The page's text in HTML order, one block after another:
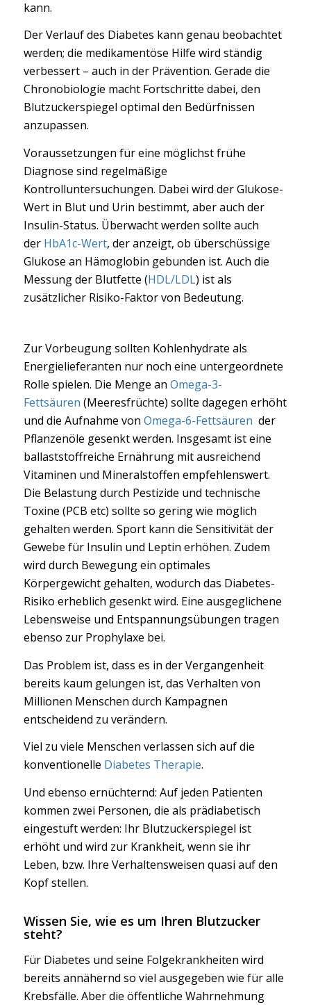
kann.
Der Verlauf des Diabetes kann genau beobachtet
werden; die medikamentöse Hilfe wird ständig
verbessert – auch in der Prävention. Gerade die
Chronobiologie macht Fortschritte dabei, den
Blutzuckerspiegel optimal den Bedürfnissen
anzupassen.
Voraussetzungen für eine möglichst frühe
Diagnose sind regelmäßige
Kontrolluntersuchungen. Dabei wird der Glukose-
Wert in Blut und Urin bestimmt, aber auch der
Insulin-Status. Überwacht werden sollte auch
der HbA1c-Wert, der anzeigt, ob überschüssige
Glukose an Hämoglobin gebunden ist. Auch die
Messung der Blutfette (HDL/LDL) ist als
zusätzlicher Risiko-Faktor von Bedeutung.
Zur Vorbeugung sollten Kohlenhydrate als
Energielieferanten nur noch eine untergeordnete
Rolle spielen. Die Menge an Omega-3-
Fettsäuren (Meeresfrüchte) sollte dagegen erhöht
und die Aufnahme von Omega-6-Fettsäuren der
Pflanzenöle gesenkt werden. Insgesamt ist eine
ballaststoffreiche Ernährung mit ausreichend
Vitaminen und Mineralstoffen empfehlenswert.
Die Belastung durch Pestizide und technische
Toxine (PCB etc) sollte so gering wie möglich
gehalten werden. Sport kann die Sensitivität der
Gewebe für Insulin und Leptin erhöhen. Zudem
wird durch Bewegung ein optimales
Körpergewicht gehalten, wodurch das Diabetes-
Risiko erheblich gesenkt wird. Eine ausgeglichene
Lebensweise und Entspannungsübungen tragen
ebenso zur Prophylaxe bei.
Das Problem ist, dass es in der Vergangenheit
bereits kaum gelungen ist, das Verhalten von
Millionen Menschen durch Kampagnen
entscheidend zu verändern.
Viel zu viele Menschen verlassen sich auf die
konventionelle Diabetes Therapie.
Und ebenso ernüchternd: Auf jeden Patienten
kommen zwei Personen, die als prädiabetisch
eingestuft werden: Ihr Blutzuckerspiegel ist
erhöht und wird zur Krankheit, wenn sie ihr
Leben, bzw. Ihre Verhaltensweisen quasi auf den
Kopf stellen.
Wissen Sie, wie es um Ihren Blutzucker
steht?
Für Diabetes und seine Folgekrankheiten wird
bereits annähernd so viel ausgegeben wie für alle
Krebsfälle. Aber die öffentliche Wahrnehmung